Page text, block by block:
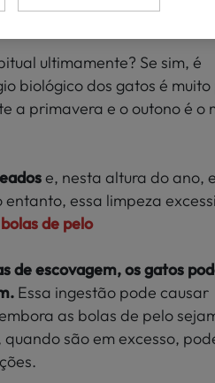
ultimamente? Se sim, é
biológico dos gatos é muito
a primavera e o outono é o
e, nesta altura do ano,
essa limpeza
bolas de pelo
de escovagem, os gatos
Essa ingestão pode causar
as bolas de pelo
são em excesso,